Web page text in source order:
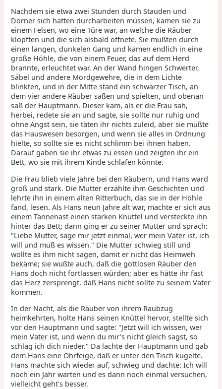
Nachdem sie etwa zwei Stunden durch Stauden und
Dörner sich hatten durcharbeiten müssen, kamen sie zu
einem Felsen, wo eine Türe war, an welche die Räuber
klopften und die sich alsbald öffnete. Sie mußten durch
einen langen, dunkelen Gang und kamen endlich in eine
große Höhle, die von einem Feuer, das auf dem Herd
brannte, erleuchtet war. An der Wand hingen Schwerter,
Säbel und andere Mordgewehre, die in dem Lichte
blinkten, und in der Mitte stand ein schwarzer Tisch, an
dem vier andere Räuber saßen und spielten, und obenan
saß der Hauptmann. Dieser kam, als er die Frau sah,
herbei, redete sie an und sagte, sie sollte nur ruhig und
ohne Angst sein, sie täten ihr nichts zuleid, aber sie müßte
das Hauswesen besorgen, und wenn sie alles in Ordnung
hielte, so sollte sie es nicht schlimm bei ihnen haben.
Darauf gaben sie ihr etwas zu essen und zeigten ihr ein
Bett, wo sie mit ihrem Kinde schlafen könnte.
Die Frau blieb viele Jahre bei den Räubern, und Hans ward
groß und stark. Die Mutter erzählte ihm Geschichten und
lehrte ihn in einem alten Ritterbuch, das sie in der Höhle
fand, lesen. Als Hans neun Jahre alt war, machte er sich aus
einem Tannenast einen starken Knüttel und versteckte ihn
hinter das Bett; dann ging er zu seiner Mutter und sprach:
"Liebe Mutter, sage mir jetzt einmal, wer mein Vater ist, ich
will und muß es wissen." Die Mutter schwieg still und
wollte es ihm nicht sagen, damit er nicht das Heimweh
bekäme; sie wußte auch, daß die gottlosen Räuber den
Hans doch nicht fortlassen würden; aber es hätte ihr fast
das Herz zersprengt, daß Hans nicht sollte zu seinem Vater
kommen.
In der Nacht, als die Räuber von ihrem Raubzug
heimkehrten, holte Hans seinen Knüttel hervor, stellte sich
vor den Hauptmann und sagte: "Jetzt will ich wissen, wer
mein Vater ist, und wenn du mir's nicht gleich sagst, so
schlag ich dich nieder." Da lachte der Hauptmann und gab
dem Hans eine Ohrfeige, daß er unter den Tisch kugelte.
Hans machte sich wieder auf, schwieg und dachte: Ich will
noch ein Jahr warten und es dann noch einmal versuchen,
vielleicht geht's besser.